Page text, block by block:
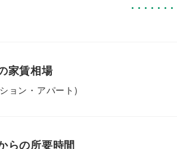
家賃相場
ョン・アパート)
らの所要時間